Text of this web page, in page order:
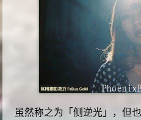
虽然称之为「侧逆光」，但